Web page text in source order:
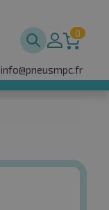
0
info@pneusmpc.fr